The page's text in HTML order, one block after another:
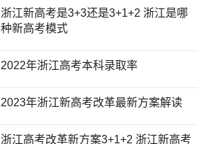
浙江新高考是3+3还是3+1+2 浙江是哪
种新高考模式
2022年浙江高考本科录取率
2023年浙江新高考改革最新方案解读
浙江高考改革新方案3+1+2 浙江新高考